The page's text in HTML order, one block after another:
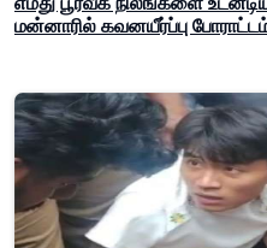
மன்னாரில் கவனயீர்ப்பு